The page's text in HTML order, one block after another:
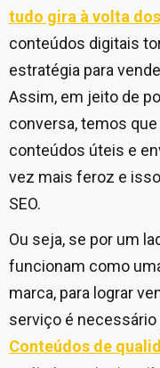
tudo gira à volta
conteúdos digitais
estratégia para
Assim, em jeito de
conversa, temos
conteúdos úteis e
vez mais feroz e
SEO.
Ou seja, se por um
funcionam como
marca, para lograr
serviço é
Conteúdos de